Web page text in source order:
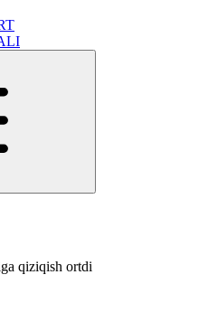
qiziqish ortdi